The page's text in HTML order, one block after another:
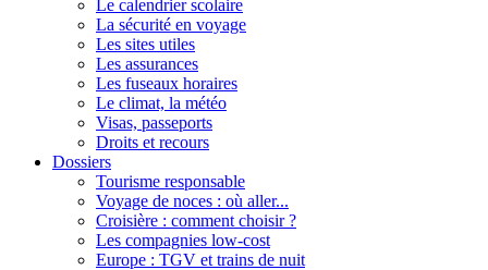
Le calendrier scolaire
La sécurité en voyage
Les sites utiles
Les assurances
Les fuseaux horaires
Le climat, la météo
Visas, passeports
Droits et recours
Dossiers
Tourisme responsable
Voyage de noces : où aller...
Croisière : comment choisir ?
Les compagnies low-cost
Europe : TGV et trains de nuit